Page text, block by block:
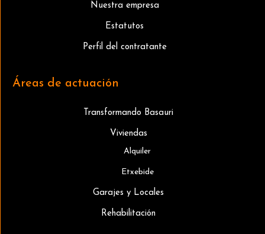
Nuestra empresa
Estatutos
Perfil del contratante
Áreas de actuación
Transformando Basauri
Viviendas
Alquiler
Etxebide
Garajes y Locales
Rehabilitación